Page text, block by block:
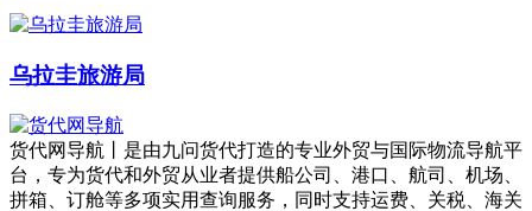
乌拉圭旅游局
货代网导航丨是由九问货代打造的专业外贸与国际物流导航平
台，专为货代和外贸从业者提供船公司、港口、航司、机场、
拼箱、订舱等多项实用查询服务，同时支持运费、关税、海关